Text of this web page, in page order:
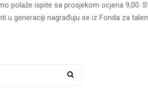
polaže ispite sa prosjekom ocjena 9,00.
u generaciji nagrađuju se iz Fonda za